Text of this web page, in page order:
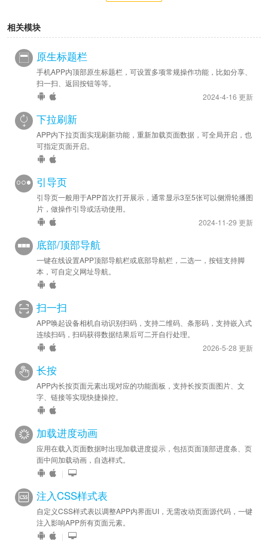
相关模块
原生标题栏
手机APP内顶部原生标题栏，可设置多项常规操作功能，比如分享、
扫一扫、返回按钮等等。
2024-4-16 更新
下拉刷新
APP内下拉页面实现刷新功能，重新加载页面数据，可全局开启，也
可指定页面开启。
引导页
引导页一般用于APP首次打开展示，通常显示3至5张可以侧滑轮播图
片，做操作引导或活动使用。
2024-11-29 更新
底部/顶部导航
一键在线设置APP顶部导航栏或底部导航栏，二选一，按钮支持脚
本，可自定义网址导航。
扫一扫
APP唤起设备相机自动识别扫码，支持二维码、条形码，支持嵌入式
连续扫码，扫码获得数据结果后可二开自行处理。
2026-5-28 更新
长按
APP内长按页面元素出现对应的功能面板，支持长按页面图片、文
字、链接等实现快捷操控。
加载进度动画
应用在载入页面数据时出现加载进度提示，包括页面顶部进度条、页
面中间加载动画，自选样式。
|
注入CSS样式表
自定义CSS样式表以调整APP内界面UI，无需改动页面源代码，一键
注入影响APP所有页面元素。
|